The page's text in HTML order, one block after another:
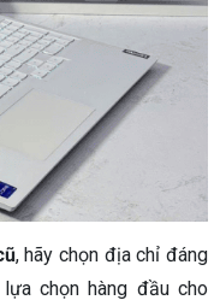
, hãy chọn địa chỉ đáng
chọn hàng đầu cho